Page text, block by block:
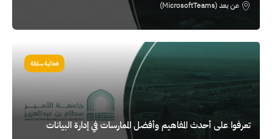
عن بعد (MicrosoftTeams)
الصورة
فعالية سابقة
تعرفوا على أحدث المفاهيم وأفضل الممارسات في إدارة البيانات